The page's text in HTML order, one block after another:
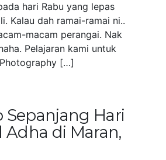
hari Rabu yang lepas
Kalau dah ramai-ramai ni..
macam perangai. Nak
Pelajaran kami untuk
[…]
Sepanjang Hari
Adha di Maran,